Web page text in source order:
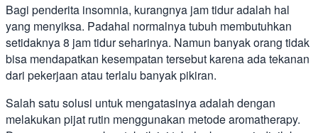
Bagi penderita insomnia, kurangnya jam tidur adalah hal
yang menyiksa. Padahal normalnya tubuh membutuhkan
setidaknya 8 jam tidur seharinya. Namun banyak orang tidak
bisa mendapatkan kesempatan tersebut karena ada tekanan
dari pekerjaan atau terlalu banyak pikiran.
Salah satu solusi untuk mengatasinya adalah dengan
melakukan pijat rutin menggunakan metode aromatherapy.